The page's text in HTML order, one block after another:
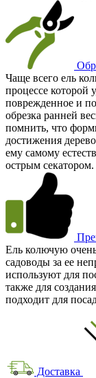
Чаще всего ель
процессе которой
поврежденное и
обрезка ранней
помнить, что
достижения
ему самому
острым секатором.
Ель колючую
садоводы за ее
используют для
также для
подходит для
Доставка